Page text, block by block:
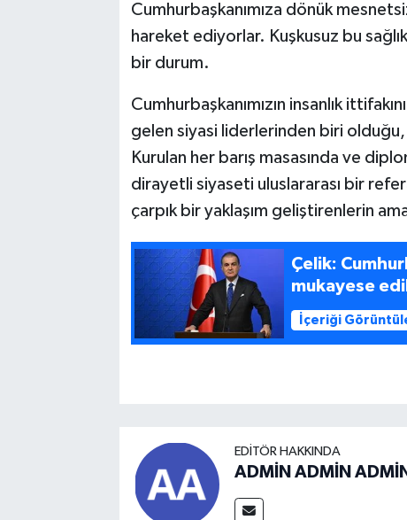
Cumhurbaşkanımıza dönük
hareket ediyorlar. Kuşkusuz bu
bir durum.
Cumhurbaşkanımızın insanlık
gelen siyasi liderlerinden biri
Kurulan her barış masasında ve
dirayetli siyaseti uluslararası bir
çarpık bir yaklaşım geliştirenlerin
Çelik:
mukayese
İçeriği
EDITÖR HAKKINDA
ADMİN ADMİN ADMİN